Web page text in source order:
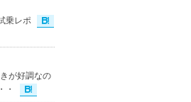
乗レポ
が好調なの
・